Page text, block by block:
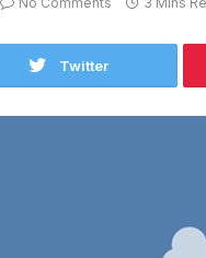
Twitter